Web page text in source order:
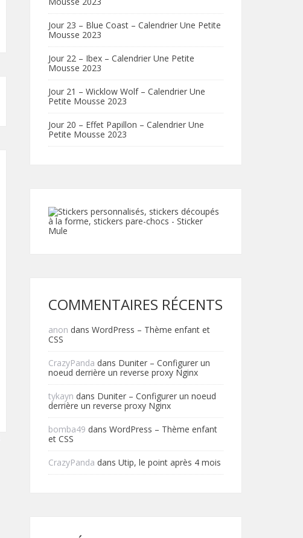
Jour 23 – Blue Coast – Calendrier Une Petite
Mousse 2023
Jour 22 – Ibex – Calendrier Une Petite
Mousse 2023
Jour 21 – Wicklow Wolf – Calendrier Une
Petite Mousse 2023
Jour 20 – Effet Papillon – Calendrier Une
Petite Mousse 2023
COMMENTAIRES RÉCENTS
anon dans WordPress – Thème enfant et
CSS
CrazyPanda dans Duniter – Configurer un
noeud derrière un reverse proxy Nginx
tykayn dans Duniter – Configurer un noeud
derrière un reverse proxy Nginx
bomba49 dans WordPress – Thème enfant
et CSS
CrazyPanda dans Utip, le point après 4 mois